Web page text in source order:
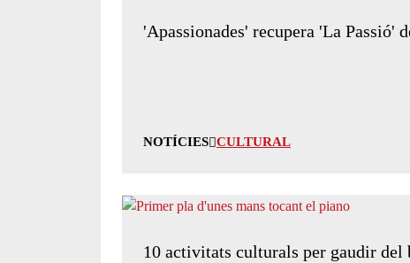
'Apassionades' recupera 'La Passió'
NOTÍCIES CULTURAL
10 activitats culturals per gaudir del